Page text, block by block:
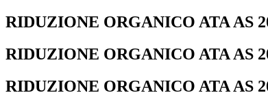
RIDUZIONE ORGANICO ATA AS
RIDUZIONE ORGANICO ATA AS
RIDUZIONE ORGANICO ATA AS